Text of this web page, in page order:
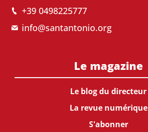
+39 0498225777
info@santantonio.org
Le magazine
Le blog du directeur
La revue numérique
S'abonner